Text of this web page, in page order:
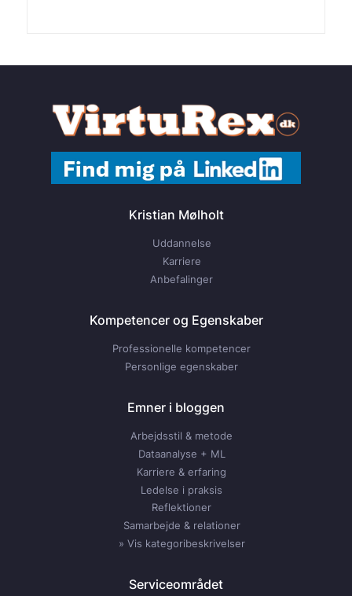
Kristian Mølholt
Uddannelse
Karriere
Anbefalinger
Kompetencer og Egenskaber
Professionelle kompetencer
Personlige egenskaber
Emner i bloggen
Arbejdsstil & metode
Dataanalyse + ML
Karriere & erfaring
Ledelse i praksis
Reflektioner
Samarbejde & relationer
» Vis kategoribeskrivelser
Serviceområdet